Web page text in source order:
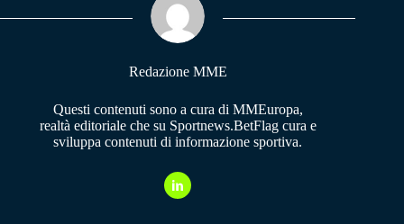
pp m
Redazione MME
Questi contenuti sono a cura di MMEuropa,
realtà editoriale che su Sportnews.BetFlag cura e
sviluppa contenuti di informazione sportiva.